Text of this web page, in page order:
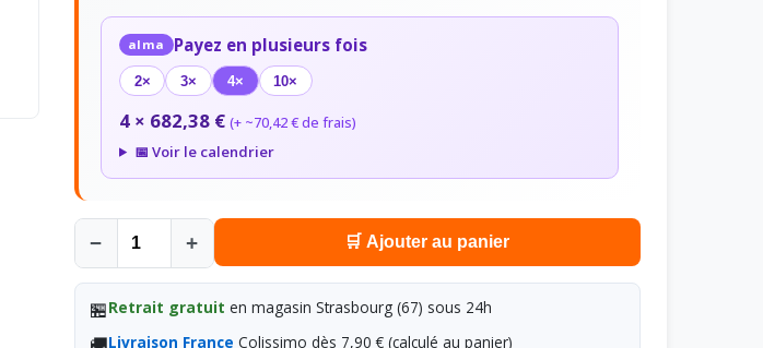
alma Payez en plusieurs fois
2× 3× 4× 10×
4 × 682,38 € (+ ~70,42 € de frais)
📅 Voir le calendrier
− + 🛒 Ajouter au panier
🏪Retrait gratuit en magasin Strasbourg (67) sous 24h
Livraison France Colissimo dès 7,90 € (calculé au panier)